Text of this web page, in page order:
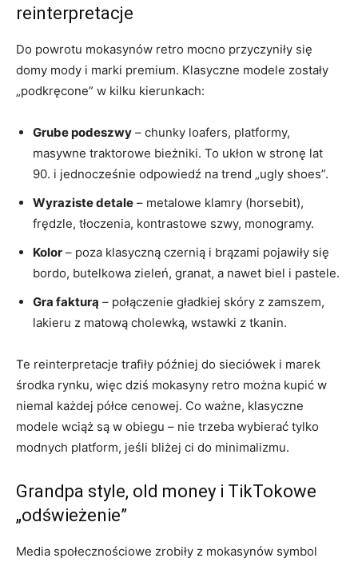
reinterpretacje
Do powrotu mokasynów retro mocno przyczyniły się
domy mody i marki premium. Klasyczne modele zostały
„podkręcone” w kilku kierunkach:
Grube podeszwy – chunky loafers, platformy,
masywne traktorowe bieżniki. To ukłon w stronę lat
90. i jednocześnie odpowiedź na trend „ugly shoes”.
Wyraziste detale – metalowe klamry (horsebit),
frędzle, tłoczenia, kontrastowe szwy, monogramy.
Kolor – poza klasyczną czernią i brązami pojawiły się
bordo, butelkowa zieleń, granat, a nawet biel i pastele.
Gra fakturą – połączenie gładkiej skóry z zamszem,
lakieru z matową cholewką, wstawki z tkanin.
Te reinterpretacje trafiły później do sieciówek i marek
środka rynku, więc dziś mokasyny retro można kupić w
niemal każdej półce cenowej. Co ważne, klasyczne
modele wciąż są w obiegu – nie trzeba wybierać tylko
modnych platform, jeśli bliżej ci do minimalizmu.
Grandpa style, old money i TikTokowe
„odświeżenie”
Media społecznościowe zrobiły z mokasynów symbol